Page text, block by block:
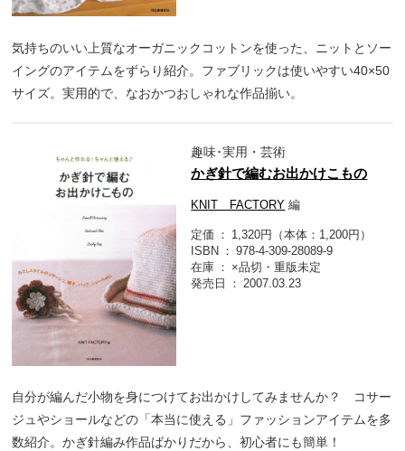
気持ちのいい上質なオーガニックコットンを使った、ニットとソー
イングのアイテムをずらり紹介。ファブリックは使いやすい40×50
サイズ。実用的で、なおかつおしゃれな作品揃い。
趣味･実用・芸術
かぎ針で編むお出かけこもの
KNIT FACTORY 編
定価
1,320円（本体：1,200円）
ISBN
978-4-309-28089-9
在庫
×品切・重版未定
発売日
2007.03.23
自分が編んだ小物を身につけてお出かけしてみませんか？ コサー
ジュやショールなどの「本当に使える」ファッションアイテムを多
数紹介。かぎ針編み作品ばかりだから、初心者にも簡単！